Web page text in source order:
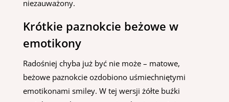
niezauważony.
Krótkie paznokcie beżowe w
emotikony
Radośniej chyba już być nie może – matowe,
beżowe paznokcie ozdobiono uśmiechniętymi
emotikonami smiley. W tej wersji żółte buźki